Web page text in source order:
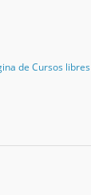
de Cursos libres